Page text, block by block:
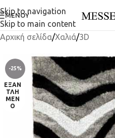
Skip to navigation
Skip to main content
ΜΕΝΟΎ
Αρχική σελίδα/Χαλιά/3D
-25%
ΕΞΑΝ
ΤΛΗ
ΜΈΝ
Ο